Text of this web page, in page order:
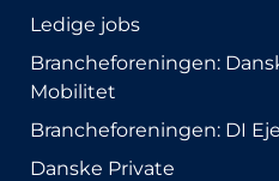
Ledige jobs
Brancheforeningen:
Mobilitet
Brancheforeningen: DI
Danske Private